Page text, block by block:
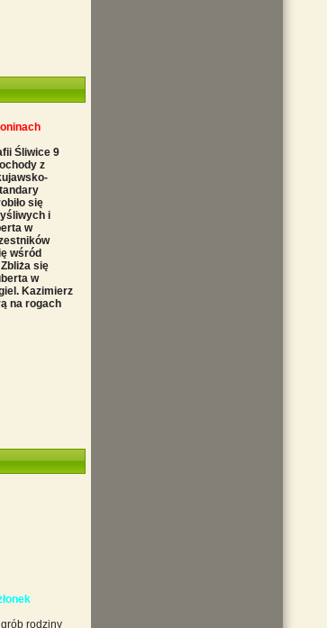
Śliwice 9
z
się
i
w
wśród
się
w
Kazimierz
na rogach
rodziny